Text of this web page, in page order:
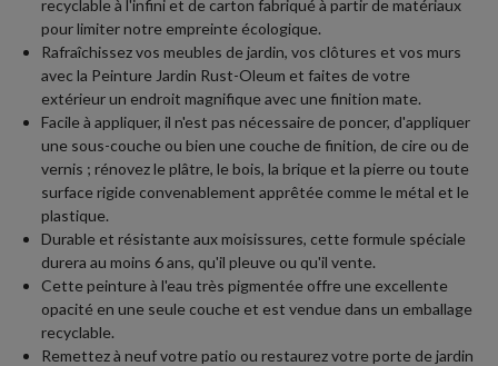
recyclable à l'infini et de carton fabriqué à partir de matériaux
pour limiter notre empreinte écologique.
Rafraîchissez vos meubles de jardin, vos clôtures et vos murs
avec la Peinture Jardin Rust-Oleum et faites de votre
extérieur un endroit magnifique avec une finition mate.
Facile à appliquer, il n'est pas nécessaire de poncer, d'appliquer
une sous-couche ou bien une couche de finition, de cire ou de
vernis ; rénovez le plâtre, le bois, la brique et la pierre ou toute
surface rigide convenablement apprêtée comme le métal et le
plastique.
Durable et résistante aux moisissures, cette formule spéciale
durera au moins 6 ans, qu'il pleuve ou qu'il vente.
Cette peinture à l'eau très pigmentée offre une excellente
opacité en une seule couche et est vendue dans un emballage
recyclable.
Remettez à neuf votre patio ou restaurez votre porte de jardin